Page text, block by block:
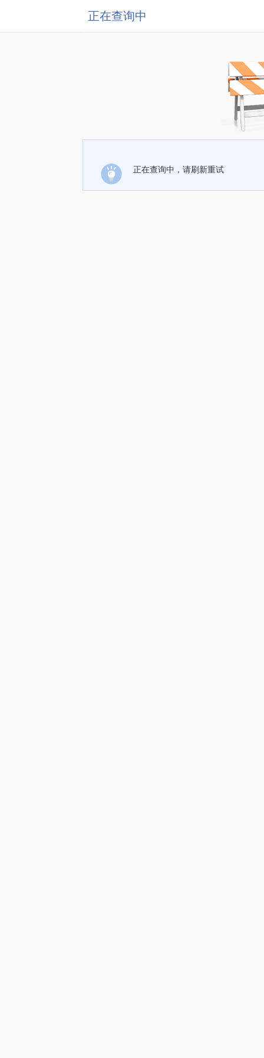
正在查询中
正在查询中，请刷新重试